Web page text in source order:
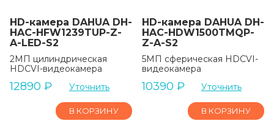
HD-камера DAHUA DH-
HAC-HFW1239TUP-Z-
A-LED-S2
2МП цилиндрическая
HDCVI-видеокамера
12890 ₽ Уточнить
В КОРЗИНУ
HD-камера DAHUA DH-
HAC-HDW1500TMQP-
Z-A-S2
5МП сферическая HDCVI-
видеокамера
10390 ₽ Уточнить
В КОРЗИНУ